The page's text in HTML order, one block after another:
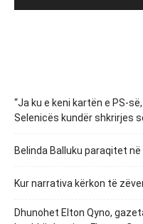
“Ja ku e keni kartën e PS-
Selenicës kundër shkrirjes
Belinda Balluku paraqitet në
Kur narrativa kërkon të
Dhunohet Elton Qyno,